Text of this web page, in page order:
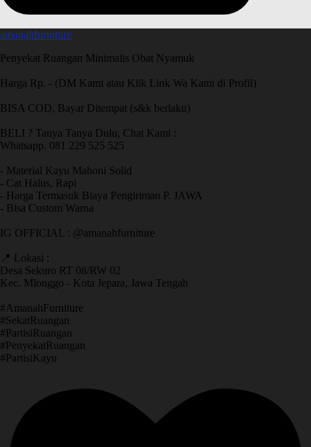
amanahfurniture
Penyekat Ruangan Minimalis Obat Nyamuk
Harga Rp. - (DM Kami atau Klik Link Wa Kami di Profil)
BISA COD, Bayar Ditempat (s&k berlaku)
BELI ? Tanya Tanya Dulu, Chat Kami :
Whatsapp. 081 229 525 525
- Material Kayu Mahoni Solid
- Cat Halus, Rapi
- Harga Termasuk Biaya Pengiriman P. JAWA
- Bisa Custom Warna
IG OFFICIAL : @amanahfurniture
📍 Lokasi :
Desa Sekuro RT 08/RW 02
Kec. Mlonggo - Kota Jepara, Jawa Tengah
​#AmanahFurniture
​#SekatRuangan
​#PartisiRuangan
​#PenyekatRuangan
​#PartisiKayu